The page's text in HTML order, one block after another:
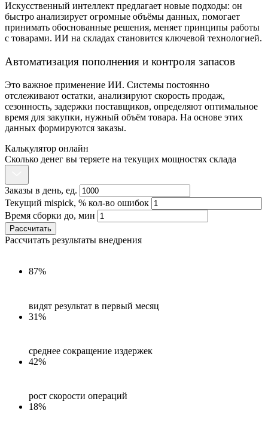
Искусственный интеллект предлагает новые подходы: он
быстро анализирует огромные объёмы данных, помогает
принимать обоснованные решения, меняет принципы работы
с товарами. ИИ на складах становится ключевой технологией.
Автоматизация пополнения и контроля запасов
Это важное применение ИИ. Системы постоянно
отслеживают остатки, анализируют скорость продаж,
сезонность, задержки поставщиков, определяют оптимальное
время для закупки, нужный объём товара. На основе этих
данных формируются заказы.
Калькулятор онлайн
Сколько денег вы теряете на текущих мощностях склада
Заказы в день, ед.
Текущий mispick, % кол-во ошибок
Время сборки до, мин
Рассчитать
Рассчитать результаты внедрения
87%
видят результат в первый месяц
31%
среднее сокращение издержек
42%
рост скорости операций
18%